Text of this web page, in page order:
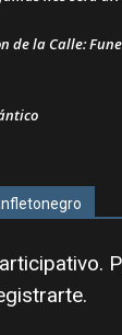
de la Calle:
.